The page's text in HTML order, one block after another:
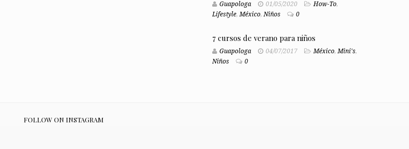
Guapologa 01/05/2020 How-To,
Lifestyle,México,Niños 0
7 cursos de verano para niños
Guapologa 04/07/2017 México,Mini's,
Niños
0
FOLLOW ON INSTAGRAM